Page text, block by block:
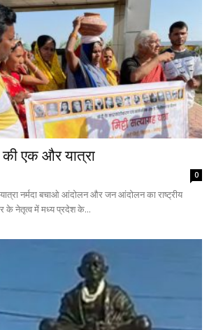
की एक और यात्रा
0
नर्मदा बचाओ आंदोलन और जन आंदोलन का राष्ट्रीय
के नेतृत्व में मध्य प्रदेश के...